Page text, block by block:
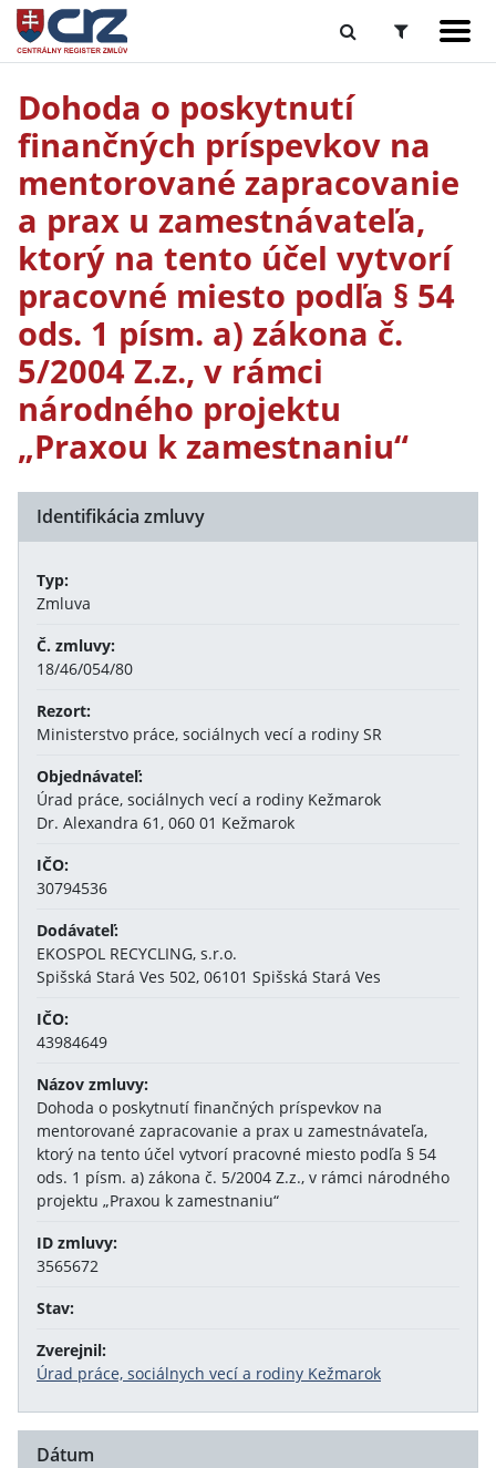
Dohoda o poskytnutí
finančných príspevkov na
mentorované zapracovanie
a prax u zamestnávateľa,
ktorý na tento účel vytvorí
pracovné miesto podľa § 54
ods. 1 písm. a) zákona č.
5/2004 Z.z., v rámci
národného projektu
„Praxou k zamestnaniu“
Identifikácia zmluvy
Typ:
Zmluva
Č. zmluvy:
18/46/054/80
Rezort:
Ministerstvo práce, sociálnych vecí a rodiny SR
Objednávateľ:
Úrad práce, sociálnych vecí a rodiny Kežmarok
Dr. Alexandra 61, 060 01 Kežmarok
IČO:
30794536
Dodávateľ:
EKOSPOL RECYCLING, s.r.o.
Spišská Stará Ves 502, 06101 Spišská Stará Ves
IČO:
43984649
Názov zmluvy:
Dohoda o poskytnutí finančných príspevkov na
mentorované zapracovanie a prax u zamestnávateľa,
ktorý na tento účel vytvorí pracovné miesto podľa § 54
ods. 1 písm. a) zákona č. 5/2004 Z.z., v rámci národného
projektu „Praxou k zamestnaniu“
ID zmluvy:
3565672
Stav:
Zverejnil:
Úrad práce, sociálnych vecí a rodiny Kežmarok
Dátum